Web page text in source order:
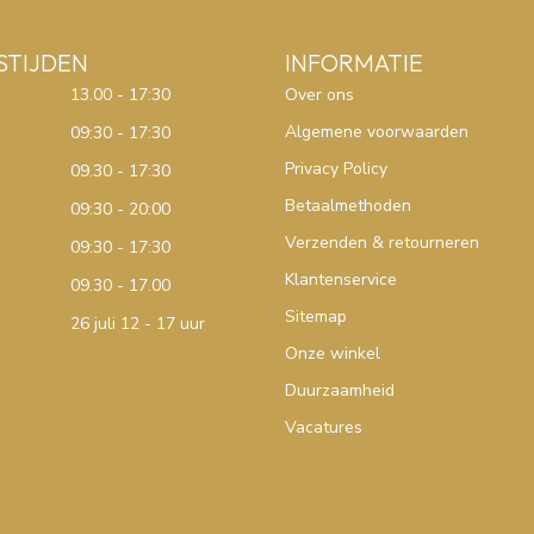
13.00 - 17:30
09:30 - 17:30
09.30 - 17:30
09:30 - 20:00
09:30 - 17:30
09.30 - 17.00
26 juli 12 - 17 uur
INFORMATIE
Over ons
Algemene voorwaarden
Privacy Policy
Betaalmethoden
Verzenden & retourneren
Klantenservice
Sitemap
Onze winkel
Duurzaamheid
Vacatures